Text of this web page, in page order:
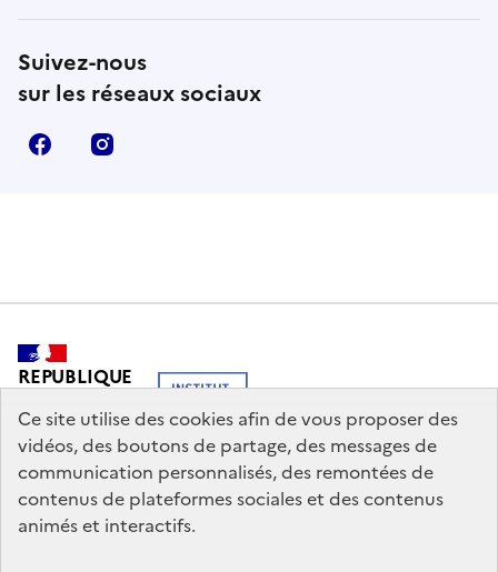
Ce site utilise des cookies afin de vous proposer des
vidéos, des boutons de partage, des messages de
communication personnalisés, des remontées de
contenus de plateformes sociales et des contenus
animés et interactifs.
Suivez-nous
sur les réseaux sociaux
Facebook
REPUBLIQUE
FRANCAISE
legifrance.gouv.fr
info.gouv.fr